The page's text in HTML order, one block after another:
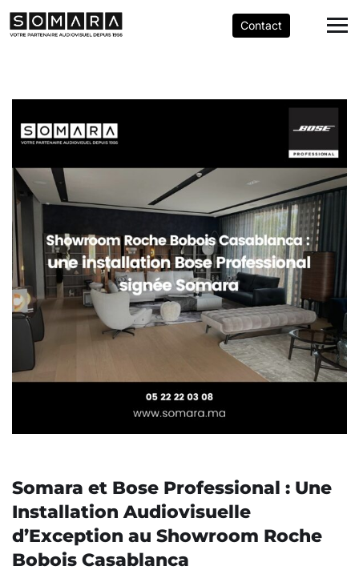
Contact
Somara et Bose Professional : Une
Installation Audiovisuelle
d’Exception au Showroom Roche
Bobois Casablanca